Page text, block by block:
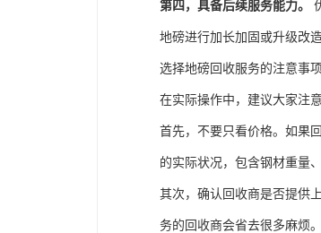
第四，具备后续服务能力。
地磅进行加长加固或升级改
选择地磅回收服务的注意事项
在实际操作中，建议大家注
首先，不要只看价格。如果
的实际状况，包含钢材重量
其次，确认回收商是否提供
务的回收商会省去很多麻烦。